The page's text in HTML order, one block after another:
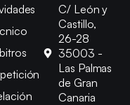
C/ León y
Castillo,
26-28
35003 -
Las Palmas
de Gran
Canaria